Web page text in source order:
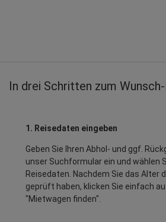
In drei Schritten zum
1. Reisedaten eingeben
Geben Sie Ihren Abhol- und ggf.
unser Suchformular ein und wählen
Reisedaten. Nachdem Sie das Alter
geprüft haben, klicken Sie einfach
"Mietwagen finden".